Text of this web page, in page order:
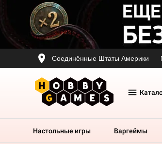
Соединённые Штаты Америки
Настольные игры Варгеймы